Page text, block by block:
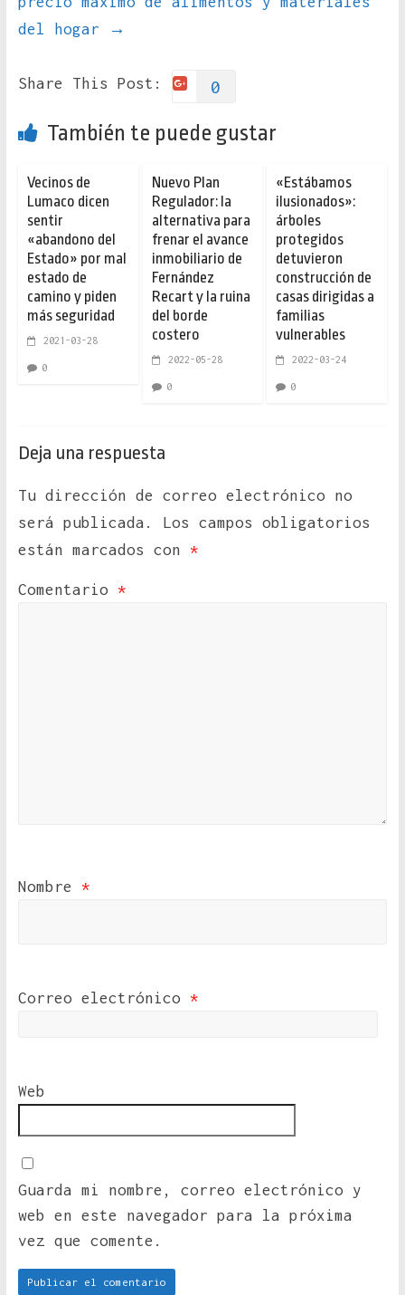
del hogar
→
Share This Post: 0
También te puede gustar
Vecinos de
Lumaco dicen
sentir
«abandono del
Estado» por mal
estado de
camino y piden
más seguridad
2021-03-28
0
Nuevo Plan
Regulador: la
alternativa para
frenar el avance
inmobiliario de
Fernández
Recart y la ruina
del borde
costero
2022-05-28
0
«Estábamos
ilusionados»:
árboles
protegidos
detuvieron
construcción de
casas dirigidas a
familias
vulnerables
2022-03-24
0
Deja una respuesta
Tu dirección de correo electrónico no
será publicada.
Los campos obligatorios
están marcados con *
Comentario *
Nombre *
Correo electrónico *
Web
Guarda mi nombre, correo electrónico y
web en este navegador para la próxima
vez que comente.